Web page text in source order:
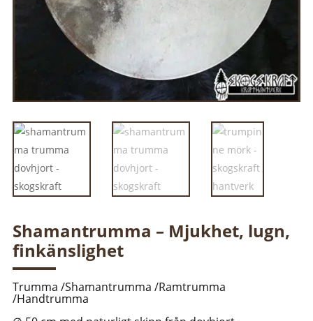
Shamantrumma – Mjukhet, lugn,
finkänslighet
Trumma /Shamantrumma /Ramtrumma
/Handtrumma